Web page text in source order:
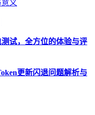
义
试，全方位的体验与评
更新闪退问题解析与